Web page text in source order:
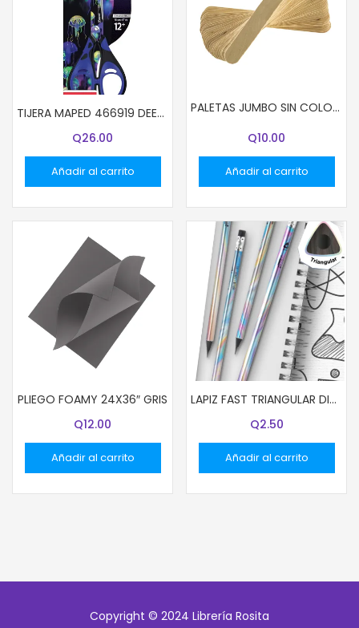
TIJERA MAPED 466919 DEEPSEA PARADISE 16CM (6″1/3)
Q26.00
Añadir al carrito
PALETAS JUMBO SIN COLOR 50 UND.
Q10.00
Añadir al carrito
PLIEGO FOAMY 24X36″ GRIS
Q12.00
Añadir al carrito
LAPIZ FAST TRIANGULAR DISEÑO HOLOGRAFICO UNIDAD
Q2.50
Añadir al carrito
Copyright © 2024 Librería Rosita